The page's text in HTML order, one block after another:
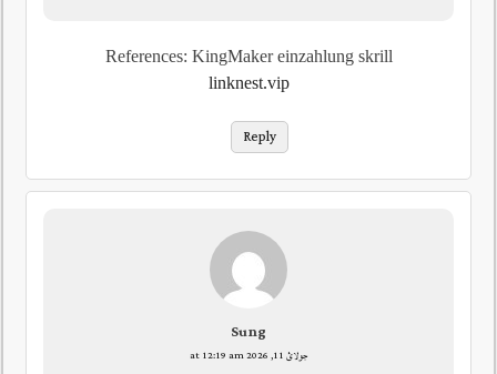
References: KingMaker einzahlung skrill
linknest.vip
Reply
Sung
جولائ 11, 2026 at 12:19 am